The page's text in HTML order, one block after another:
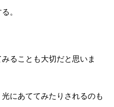
。
ることも大切だと思いま
にあててみたりされるのも